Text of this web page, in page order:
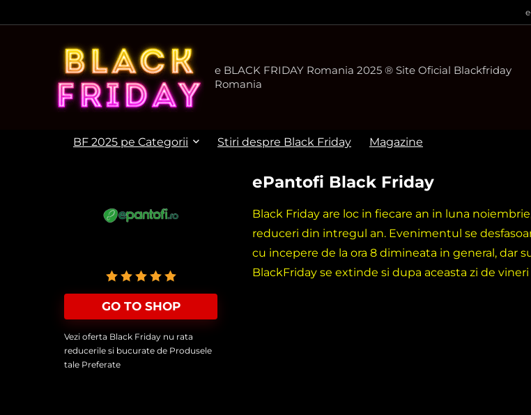
e BLACK FRIDAY Romania 2025 ® Site Oficial Blackfriday
Romania
BF 2025 pe Categorii Stiri despre Black Friday Magazine
ePantofi Black Friday
GO TO SHOP
Vezi oferta Black Friday nu rata
reducerile si bucurate de Produsele
tale Preferate
Black Friday are loc in fiecare an in luna
reduceri din intregul an. Evenimentul se
cu incepere de la ora 8 dimineata in general, dar
BlackFriday se extinde si dupa aceasta zi de